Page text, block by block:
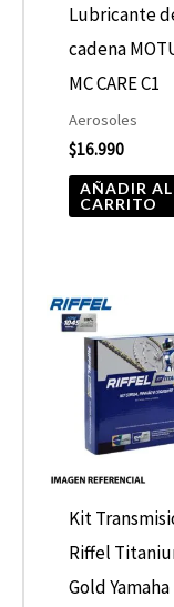
Lubricante
cadena
MC CARE C1
Aerosoles
$16.990
AÑADIR AL
CARRITO
Kit
Riffel
Gold Yamaha